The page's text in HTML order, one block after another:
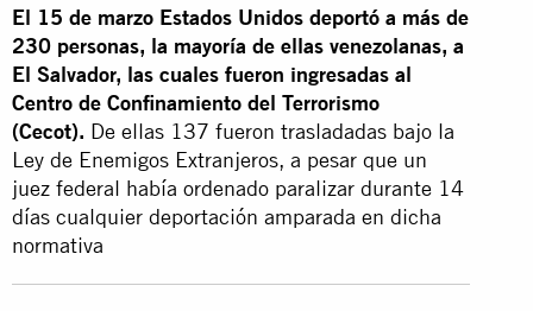
El 15 de marzo Estados Unidos deportó a más de
230 personas, la mayoría de ellas venezolanas, a
El Salvador, las cuales fueron ingresadas al
Centro de Confinamiento del Terrorismo
(Cecot). De ellas 137 fueron trasladadas bajo la
Ley de Enemigos Extranjeros, a pesar que un
juez federal había ordenado paralizar durante 14
días cualquier deportación amparada en dicha
normativa